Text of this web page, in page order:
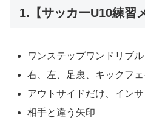
1.【サッカーU10練習
ワンステップワンドリブル
右、左、足裏、キックフェ
アウトサイドだけ、イン
相手と違う矢印